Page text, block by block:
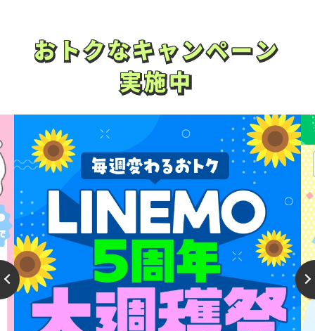
おトクなキャンペーン
実施中
おトクなキャンペーン
実施中